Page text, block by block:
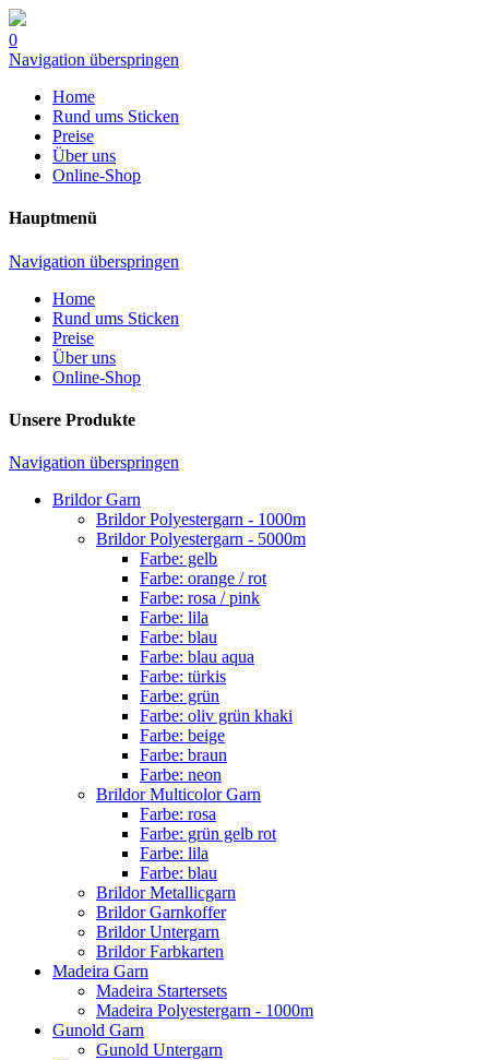
0
Navigation überspringen
Home
Rund ums Sticken
Preise
Über uns
Online-Shop
Hauptmenü
Navigation überspringen
Home
Rund ums Sticken
Preise
Über uns
Online-Shop
Unsere Produkte
Navigation überspringen
Brildor Garn
Brildor Polyestergarn - 1000m
Brildor Polyestergarn - 5000m
Farbe: gelb
Farbe: orange / rot
Farbe: rosa / pink
Farbe: lila
Farbe: blau
Farbe: blau aqua
Farbe: türkis
Farbe: grün
Farbe: oliv grün khaki
Farbe: beige
Farbe: braun
Farbe: neon
Brildor Multicolor Garn
Farbe: rosa
Farbe: grün gelb rot
Farbe: lila
Farbe: blau
Brildor Metallicgarn
Brildor Garnkoffer
Brildor Untergarn
Brildor Farbkarten
Madeira Garn
Madeira Startersets
Madeira Polyestergarn - 1000m
Gunold Garn
Gunold Untergarn